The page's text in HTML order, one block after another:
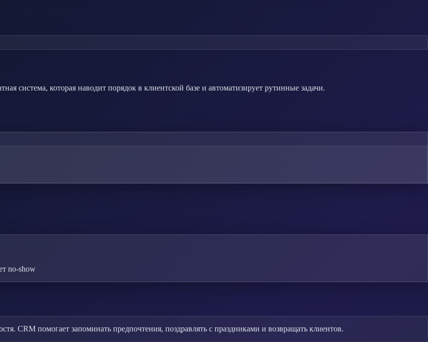
система, которая наводит порядок в клиентской базе и автоматизирует рутинные задачи.
no-show
CRM помогает запоминать предпочтения, поздравлять с праздниками и возвращать клиентов.